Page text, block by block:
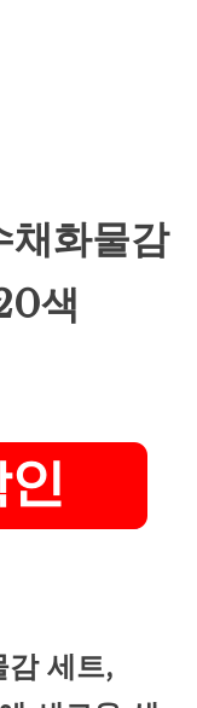
채화물감
색
감 세트,